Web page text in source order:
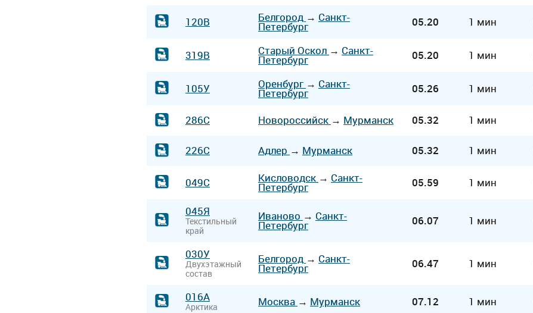
120В Белгород → Санкт-
Петербург 05.20 1 мин
319В Старый Оскол → Санкт-
Петербург 05.20 1 мин
105У Оренбург → Санкт-
Петербург 05.26 1 мин
286С Новороссийск → Мурманск 05.32 1 мин
226С Адлер → Мурманск 05.32 1 мин
049С Кисловодск → Санкт-
Петербург 05.59 1 мин
045Я
Текстильный
край
Иваново → Санкт-
Петербург 06.07 1 мин
030У
Двухэтажный
состав
Белгород → Санкт-
Петербург 06.47 1 мин
016А
Арктика Москва → Мурманск 07.12 1 мин